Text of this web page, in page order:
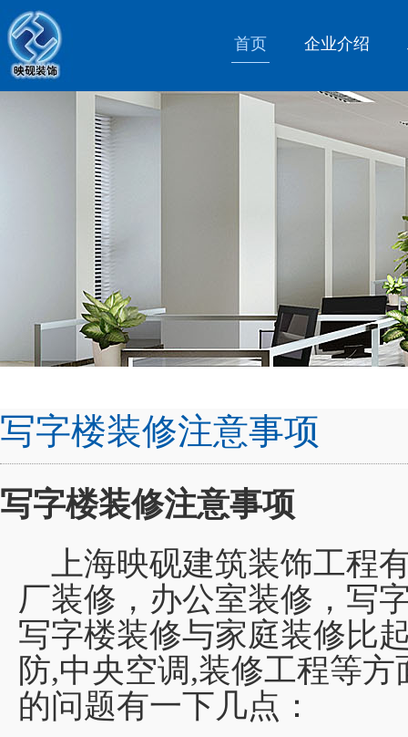
首页 企业介绍
写字楼装修注意事项
写字楼装修注意事项
上海映砚建筑装饰工程
厂装修，办公室装修，写
写字楼装修与家庭装修比
防,中央空调,装修工程等
的问题有一下几点：